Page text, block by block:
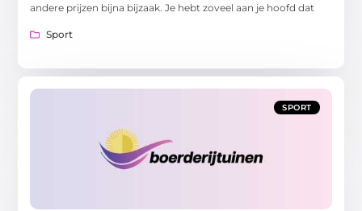
andere prijzen bijna bijzaak. Je hebt zoveel aan je hoofd dat
Sport
SPORT